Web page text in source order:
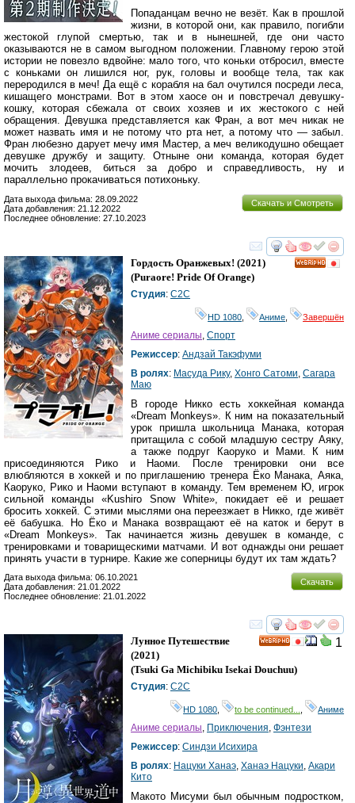
Попаданцам вечно не везёт. Как в прошлой
жизни, в которой они, как правило, погибли
жестокой глупой смертью, так и в нынешней, где они часто
оказываются не в самом выгодном положении. Главному герою этой
истории не повезло вдвойне: мало того, что коньки отбросил, вместе
с коньками он лишился ног, рук, головы и вообще тела, так как
переродился в меч! Да ещё с корабля на бал очутился посреди леса,
кишащего монстрами. Вот в этом хаосе он и повстречал девушку-
кошку, которая сбежала от своих хозяев и их жестокого с ней
обращения. Девушка представляется как Фран, а вот меч никак не
может назвать имя и не потому что рта нет, а потому что — забыл.
Фран любезно дарует мечу имя Мастер, а меч великодушно обещает
девушке дружбу и защиту. Отныне они команда, которая будет
мочить злодеев, биться за добро и справедливость, ну и
параллельно прокачиваться потихоньку.
Скачать и Смотреть
Дата выхода фильма: 28.09.2022
Дата добавления: 21.12.2022
Последнее обновление: 27.10.2023
смотреть
Гордость Оранжевых! (2021)
(Puraore! Pride Of Orange)
Студия: C2C
HD 1080 Аниме Завершён
Аниме сериалы Спорт
Режиссер: Андзай Такэфуми
В ролях: Масуда Рику, Хонго Сатоми Сагара
Маю
В городе Никко есть хоккейная команда
«Dream Monkeys». К ним на показательный
урок пришла школьница Манака, которая
притащила с собой младшую сестру Аяку,
а также подруг Каоруко и Мами. К ним
присоединяются Рико и Наоми. После тренировки они все
влюбляются в хоккей и по приглашению тренера Ёко Манака, Аяка,
Каоруко, Рико и Наоми вступают в команду. Тем временем Ю, игрок
сильной команды «Kushiro Snow White», покидает её и решает
бросить хоккей. С этими мыслями она переезжает в Никко, где живёт
её бабушка. Но Ёко и Манака возвращают её на каток и берут в
«Dream Monkeys». Так начинается жизнь девушек в команде, с
тренировками и товарищескими матчами. И вот однажды они решает
принять участи в турнире. Какие же соперницы будут их там ждать?
Скачать
Дата выхода фильма: 06.10.2021
Дата добавления: 21.01.2022
Последнее обновление: 21.01.2022
смотреть
1
Лунное Путешествие
(2021)
(Tsuki Ga Michibiku Isekai Douchuu)
Студия: C2C
HD 1080 to be continued... Аниме
Аниме сериалы, Приключения, Фэнтези
Режиссер: Синдзи Исихира
В ролях: Нацуки Ханаэ, Ханаэ Нацуки, Акари
Кито
Макото Мисуми был обычным подростком,